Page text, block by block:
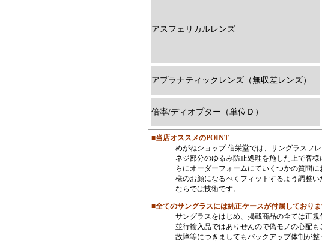
アスフェリカルレンズ
アプラナティックレンズ（無収差レンズ）
倍率/ディオプター（単位Ｄ）